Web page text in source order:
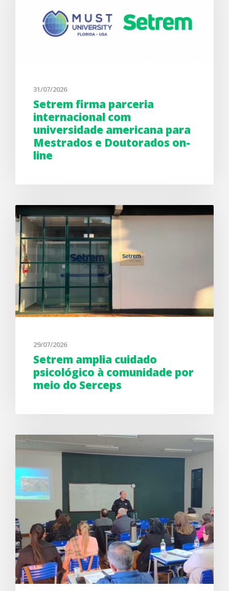
31/07/2026
Setrem firma parceria
internacional com
universidade americana para
Mestrados e Doutorados on-
line
29/07/2026
Setrem amplia cuidado
psicológico à comunidade por
meio do Serceps